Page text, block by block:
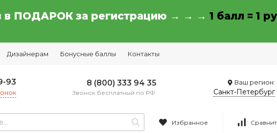
в ПОДАРОК за регистрацию → → → 1 балл = 1
Дизайнерам Бонусные баллы Контакты
93 8 (800) 333 94 35
Звонок бесплатный по РФ.
Ваш регион:
Санкт-Петербург
Избранное